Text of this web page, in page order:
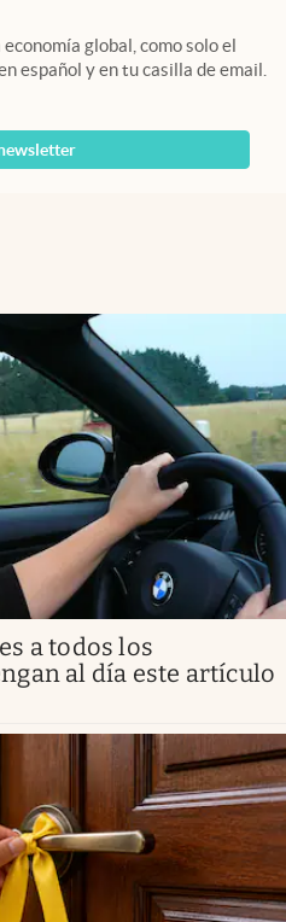
global, como solo el
español y en tu casilla de email.
a todos los
al día este artículo